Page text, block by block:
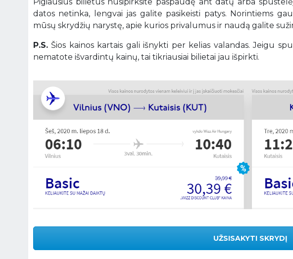
datos netinka, lengvai jas galite pasikeisti patys. Norintiems
mūsų skrydžių narystę, apie kurios privalumus ir naudą galite
P.S. Šios kainos kartais gali išnykti per kelias valandas. Jeigu
nematote išvardintų kainų, tai tikriausiai bilietai jau išpirkti.
UŽSISAKYTI SKRYDĮ